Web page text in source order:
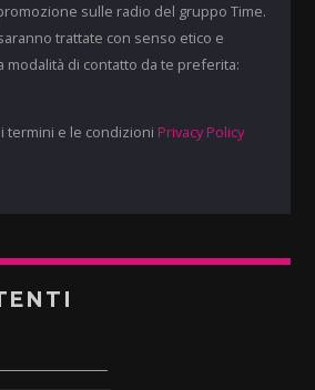
sulle radio del gruppo Time.
trattate con senso etico e
modalità di contatto da te preferita:
termini e le condizioni Privacy Policy